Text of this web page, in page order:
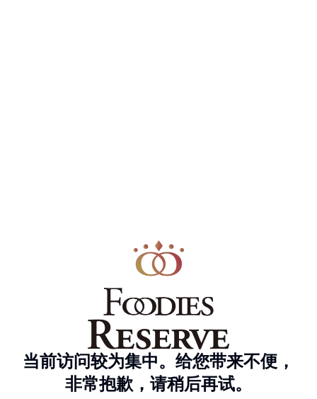
当前访问较为集中。给您带来不便，
非常抱歉，请稍后再试。